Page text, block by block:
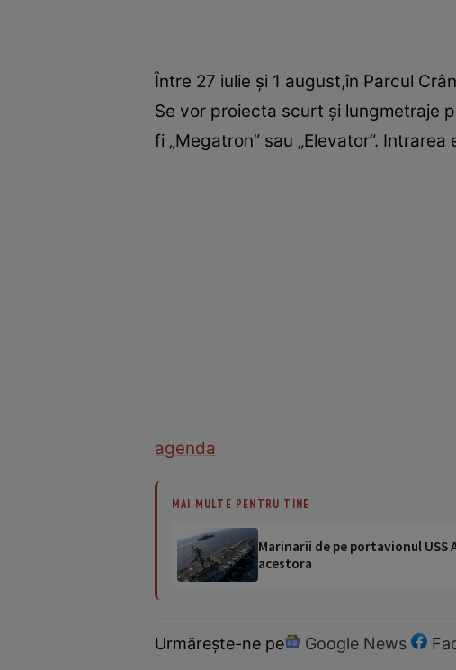
Între 27 iulie şi 1 august,în Parcul
Se vor proiecta scurt şi lungmetraje
fi „Megatron” sau „Elevator”. Intrarea
agenda
MAI MULTE PENTRU TINE
Marinarii de pe portavionul
acestora
Urmărește-ne pe Google News